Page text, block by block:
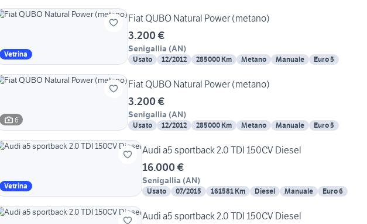
Vetrina
Fiat QUBO Natural Power (metano)
3.200 €
Senigallia (AN)
Usato 12/2012 285000 Km Metano Manuale Euro 5
6
Fiat QUBO Natural Power (metano)
3.200 €
Senigallia (AN)
Usato 12/2012 285000 Km Metano Manuale Euro 5
Vetrina
Audi a5 sportback 2.0 TDI 150CV Diesel
16.000 €
Senigallia (AN)
Usato 07/2015 161581 Km Diesel Manuale Euro 6
Audi a5 sportback 2.0 TDI 150CV Diesel